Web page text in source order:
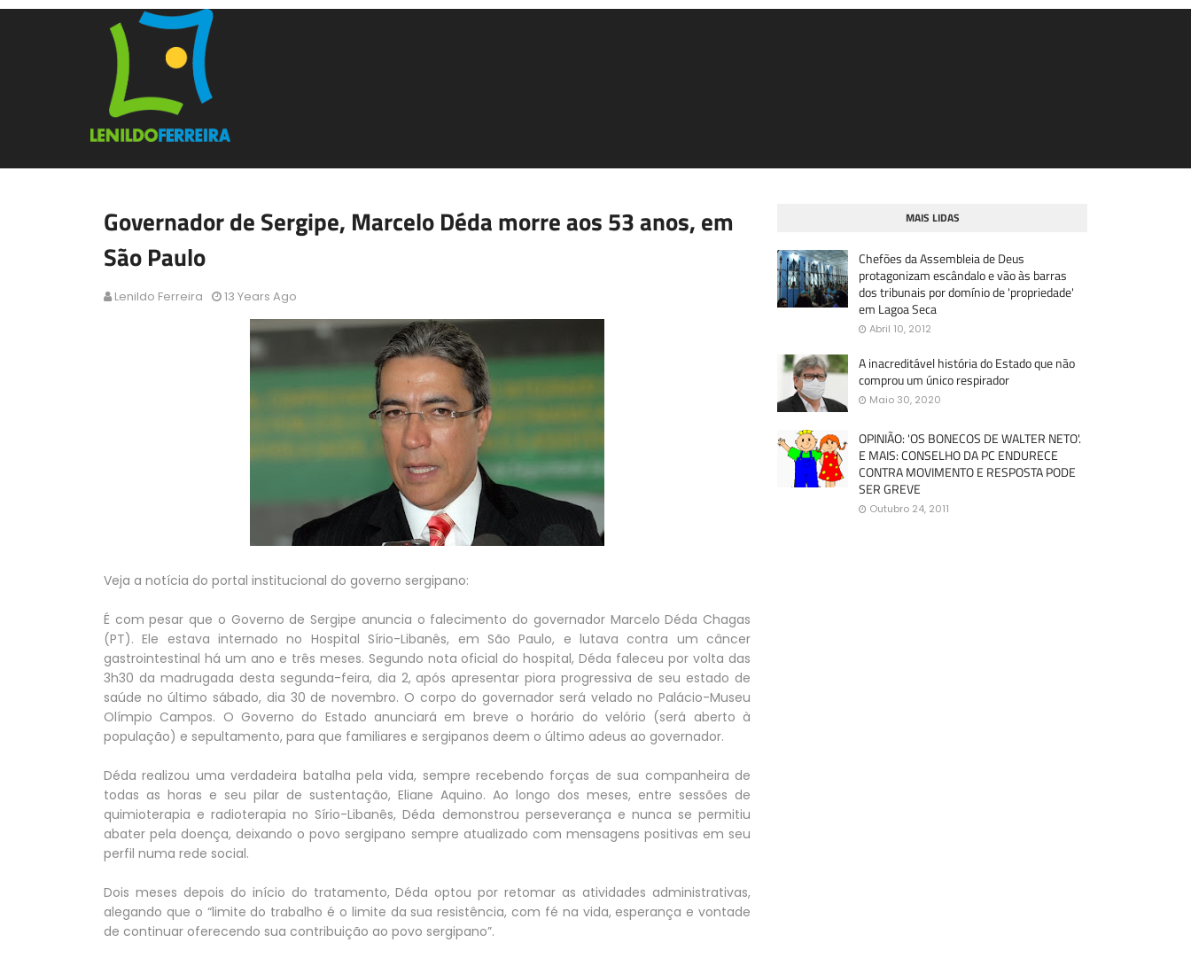
Governador de Sergipe, Marcelo Déda morre aos 53 anos, em
São Paulo
Lenildo Ferreira 13 Years Ago
Veja a notícia do portal institucional do governo sergipano:
É com pesar que o Governo de Sergipe anuncia o falecimento do governador Marcelo Déda Chagas
(PT). Ele estava internado no Hospital Sírio-Libanês, em São Paulo, e lutava contra um câncer
gastrointestinal há um ano e três meses. Segundo nota oficial do hospital, Déda faleceu por volta das
3h30 da madrugada desta segunda-feira, dia 2, após apresentar piora progressiva de seu estado de
saúde no último sábado, dia 30 de novembro. O corpo do governador será velado no Palácio-Museu
Olímpio Campos. O Governo do Estado anunciará em breve o horário do velório (será aberto à
população) e sepultamento, para que familiares e sergipanos deem o último adeus ao governador.
Déda realizou uma verdadeira batalha pela vida, sempre recebendo forças de sua companheira de
todas as horas e seu pilar de sustentação, Eliane Aquino. Ao longo dos meses, entre sessões de
quimioterapia e radioterapia no Sírio-Libanês, Déda demonstrou perseverança e nunca se permitiu
abater pela doença, deixando o povo sergipano sempre atualizado com mensagens positivas em seu
perfil numa rede social.
Dois meses depois do início do tratamento, Déda optou por retomar as atividades administrativas,
alegando que o “limite do trabalho é o limite da sua resistência, com fé na vida, esperança e vontade
de continuar oferecendo sua contribuição ao povo sergipano”.
MAIS LIDAS
Chefões da Assembleia de Deus
protagonizam escândalo e vão às barras
dos tribunais por domínio de 'propriedade'
em Lagoa Seca
Abril 10, 2012
A inacreditável história do Estado que não
comprou um único respirador
Maio 30, 2020
OPINIÃO: 'OS BONECOS DE WALTER NETO'.
E MAIS: CONSELHO DA PC ENDURECE
CONTRA MOVIMENTO E RESPOSTA PODE
SER GREVE
Outubro 24, 2011